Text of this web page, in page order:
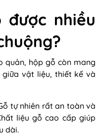
nhiều
quản, hộp gỗ còn mang
vật liệu, thiết kế và
tự nhiên rất an toàn và
liệu gỗ cao cấp giúp
dài.